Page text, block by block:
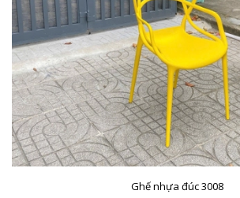
Ghế nhựa đúc 3008